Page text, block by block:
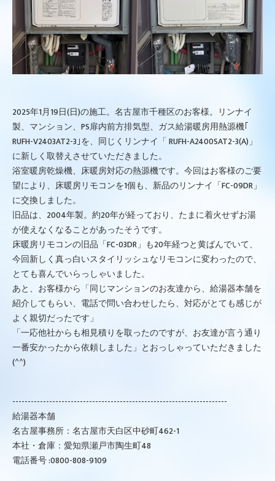
2025年1月19日(日)の施工。名古屋市千種区のお客様。リンナイ
製、マンション、PS扉内前方排気型、ガス給湯暖房用熱源機｢
RUFH-V2403AT2-3｣を、同じくリンナイ「 RUFH-A2400SAT2-3(A)」
に新しく取替えさせていただきました。
浴室暖房乾燥機、床暖房対応の熱源機です。今回はお客様のご要
望により、床暖房リモコンを1個も、新品のリンナイ「FC-09DR」
に交換しました。
旧品は、2004年製。約20年が経っており、たまに着火せずお湯
が使えなくなることがあったそうです。
床暖房リモコンの旧品「FC-03DR」も20年経つと黄ばんでいて、
今回新しく真っ白いスタイリッシュなリモコンに変わったので、
とても喜んでいらっしゃいました。
あと、お客様から「同じマンションのお友達から、給湯器本舗を
紹介してもらい、電話で問い合わせしたら、対応がとても感じが
よく親切だったです」
「一応他社からも相見積りを取ったのですが、お友達が言う通り
一番安かったから依頼しました」とおっしゃっていただきました
(^^)
----------------------------------------------------------------------
給湯器本舗
名古屋事務所：名古屋市天白区中砂町462-1
本社・倉庫：愛知県瀬戸市陶生町48
電話番号 :0800-808-9109